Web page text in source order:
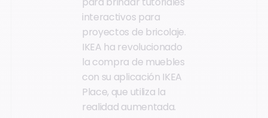
interactivos para
proyectos de bricolaje.
IKEA ha revolucionado
la compra de muebles
con su aplicación IKEA
Place, que utiliza la
realidad aumentada.